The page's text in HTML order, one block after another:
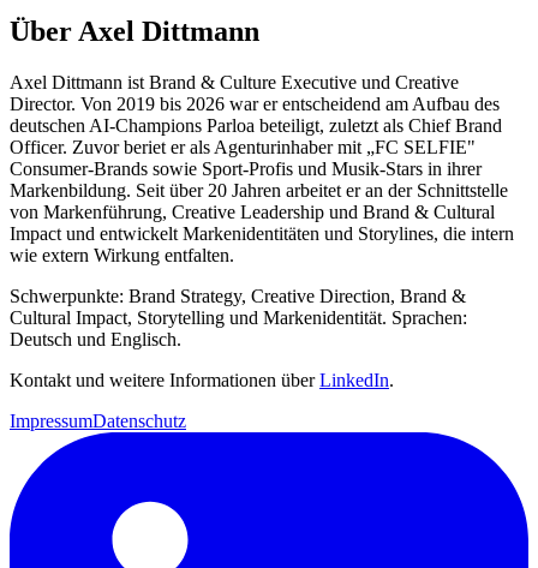
Über Axel Dittmann
Axel Dittmann ist Brand & Culture Executive und Creative
Director. Von 2019 bis 2026 war er entscheidend am Aufbau des
deutschen AI-Champions Parloa beteiligt, zuletzt als Chief Brand
Officer. Zuvor beriet er als Agenturinhaber mit „FC SELFIE"
Consumer-Brands sowie Sport-Profis und Musik-Stars in ihrer
Markenbildung. Seit über 20 Jahren arbeitet er an der Schnittstelle
von Markenführung, Creative Leadership und Brand & Cultural
Impact und entwickelt Markenidentitäten und Storylines, die intern
wie extern Wirkung entfalten.
Schwerpunkte: Brand Strategy, Creative Direction, Brand &
Cultural Impact, Storytelling und Markenidentität. Sprachen:
Deutsch und Englisch.
Kontakt und weitere Informationen über LinkedIn.
ImpressumDatenschutz